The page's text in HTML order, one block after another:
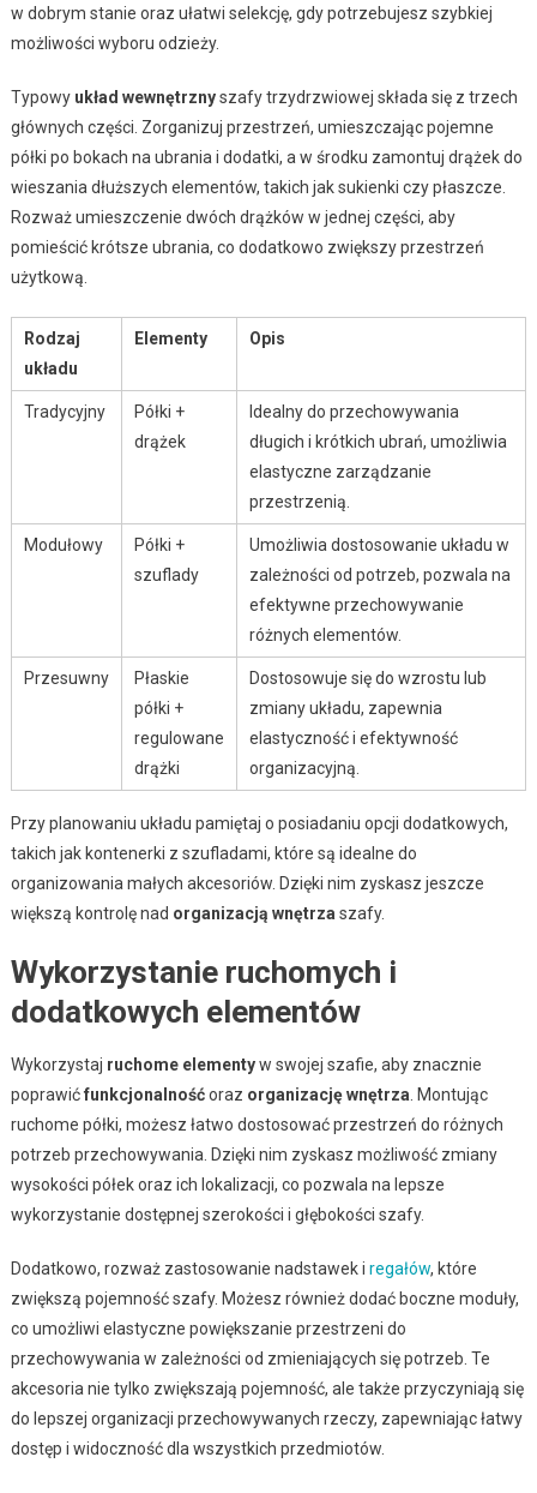
w dobrym stanie oraz ułatwi selekcję, gdy potrzebujesz szybkiej
możliwości wyboru odzieży.
Typowy układ wewnętrznyszafy trzydrzwiowej składa się z trzech
głównych części. Zorganizuj przestrzeń, umieszczając pojemne
półki po bokach na ubrania i dodatki, a w środku zamontuj drążek do
wieszania dłuższych elementów, takich jak sukienki czy płaszcze.
Rozważ umieszczenie dwóch drążków w jednej części, aby
pomieścić krótsze ubrania, co dodatkowo zwiększy przestrzeń
użytkową.
Rodzaj
układu
Elementy Opis
Tradycyjny
Półki +
drążek
Idealny do przechowywania
długich i krótkich ubrań, umożliwia
elastyczne zarządzanie
przestrzenią.
Modułowy
Półki +
szuflady
Umożliwia dostosowanie układu w
zależności od potrzeb, pozwala na
efektywne przechowywanie
różnych elementów.
Przesuwny
Płaskie
półki +
regulowane
drążki
Dostosowuje się do wzrostu lub
zmiany układu, zapewnia
elastyczność i efektywność
organizacyjną.
Przy planowaniu układu pamiętaj o posiadaniu opcji dodatkowych,
takich jak kontenerki z szufladami, które są idealne do
organizowania małych akcesoriów. Dzięki nim zyskasz jeszcze
większą kontrolę nad organizacją wnętrza szafy.
Wykorzystanie ruchomych i
dodatkowych elementów
Wykorzystaj ruchome elementyw swojej szafie, aby znacznie
poprawićfunkcjonalnośćoraz organizację wnętrza . Montując
ruchome półki, możesz łatwo dostosować przestrzeń do różnych
potrzeb przechowywania. Dzięki nim zyskasz możliwość zmiany
wysokości półek oraz ich lokalizacji, co pozwala na lepsze
wykorzystanie dostępnej szerokości i głębokości szafy.
Dodatkowo, rozważ zastosowanie nadstawek i regałów, które
zwiększą pojemność szafy. Możesz również dodać boczne moduły,
co umożliwi elastyczne powiększanie przestrzeni do
przechowywania w zależności od zmieniających się potrzeb. Te
akcesoria nie tylko zwiększają pojemność, ale także przyczyniają się
do lepszej organizacji przechowywanych rzeczy, zapewniając łatwy
dostęp i widoczność dla wszystkich przedmiotów.